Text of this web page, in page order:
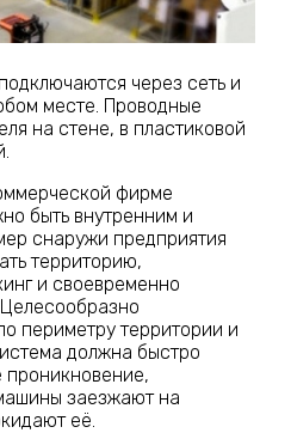
через сеть и
месте. Проводные
на стене, в пластиковой
фирме
быть внутренним и
снаружи предприятия
территорию,
и своевременно
периметру территории и
должна быстро
проникновение,
заезжают на
её.